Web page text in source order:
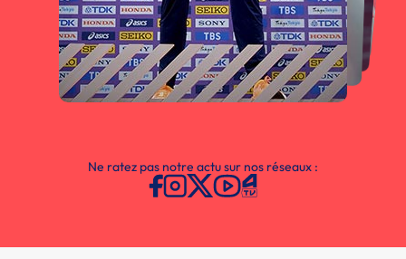
Ne ratez pas notre actu sur nos réseaux :